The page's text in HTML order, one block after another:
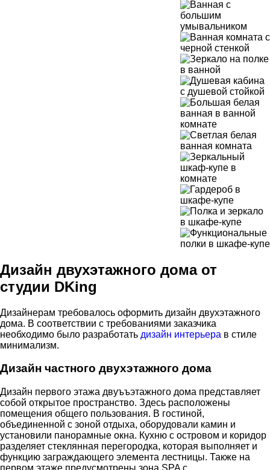
Дизайн двухэтажного дома от
студии DKing
Дизайнерам требовалось оформить дизайн двухэтажного
дома. В соответствии с требованиями заказчика
необходимо было разработать дизайн интерьера в стиле
минимализм.
Дизайн частного двухэтажного дома
Дизайн первого этажа двуъъэтажного дома представляет
собой открытое пространство. Здесь расположены
помещения общего пользования. В гостиной,
объединенной с зоной отдыха, оборудовали камин и
установили панорамные окна. Кухню с островом и коридор
разделяет стеклянная перегородка, которая выполняет и
функцию заграждающего элемента лестницы. Также на